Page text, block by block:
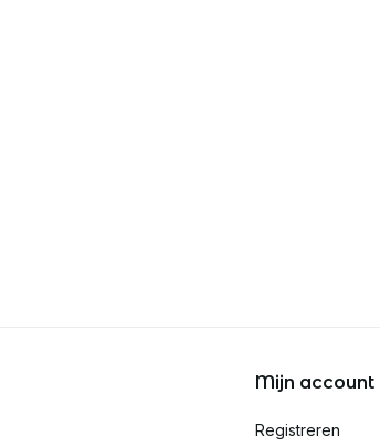
Mijn account
Registreren